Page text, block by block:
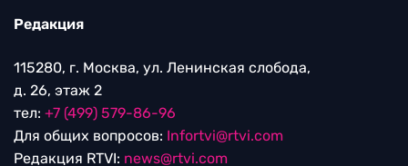
Редакция
115280, г. Москва, ул. Ленинская слобода,
д. 26, этаж 2
тел: +7 (499) 579-86-96
Для общих вопросов: Infortvi@rtvi.com
Редакция RTVI: news@rtvi.com